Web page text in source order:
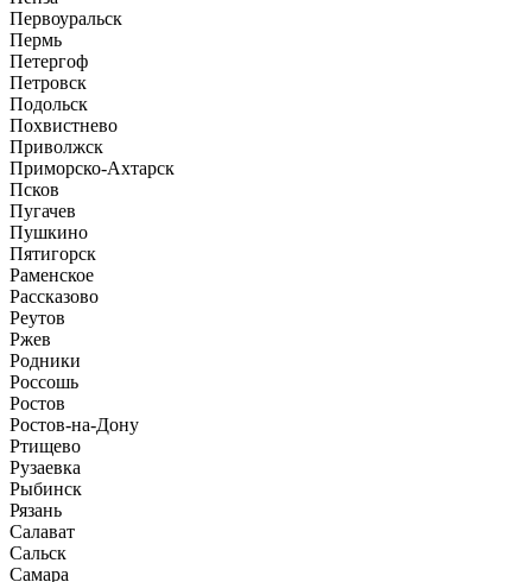
Первоуральск
Пермь
Петергоф
Петровск
Подольск
Похвистнево
Приволжск
Приморско-Ахтарск
Псков
Пугачев
Пушкино
Пятигорск
Раменское
Рассказово
Реутов
Ржев
Родники
Россошь
Ростов
Ростов-на-Дону
Ртищево
Рузаевка
Рыбинск
Рязань
Салават
Сальск
Самара